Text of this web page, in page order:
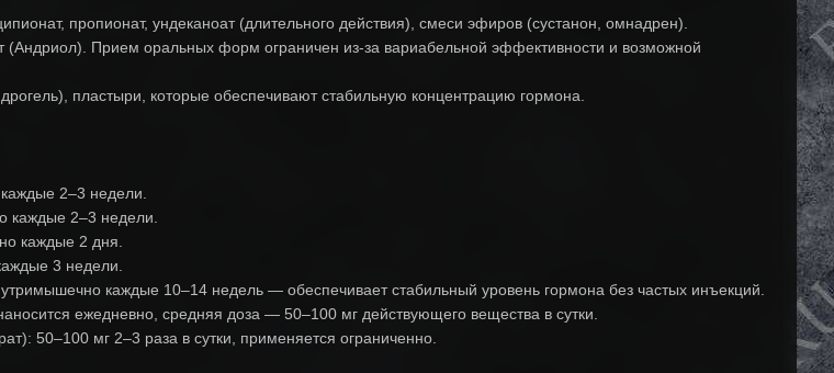
пропионат, ундеканоат (длительного действия), смеси эфиров (сустанон, омнадрен).
(Андриол). Прием оральных форм ограничен из-за вариабельной эффективности и возможной
пластыри, которые обеспечивают стабильную концентрацию гормона.
2–3 недели.
каждые 2–3 недели.
каждые 2 дня.
3 недели.
каждые 10–14 недель — обеспечивает стабильный уровень гормона без частых инъекций.
ежедневно, средняя доза — 50–100 мг действующего вещества в сутки.
50–100 мг 2–3 раза в сутки, применяется ограниченно.